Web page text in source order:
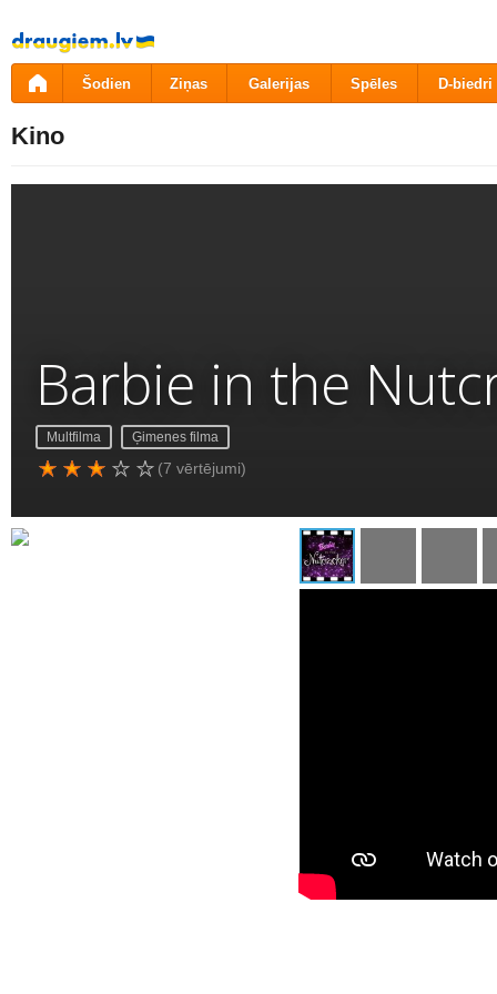
Pāriet
uz
saturu
Šodien Ziņas Galerijas Spēles D-biedri
Kino
Barbie in the
Multfilma Ģimenes filma
(7 vērtējumi)